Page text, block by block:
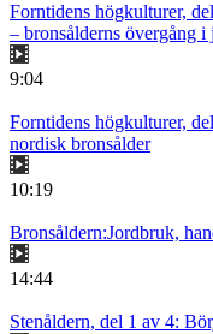
Forntidens högkulturer,
– bronsålderns övergång i
9:04
Forntidens högkulturer,
nordisk bronsålder
10:19
Bronsåldern:Jordbruk,
14:44
Stenåldern, del 1 av 4: